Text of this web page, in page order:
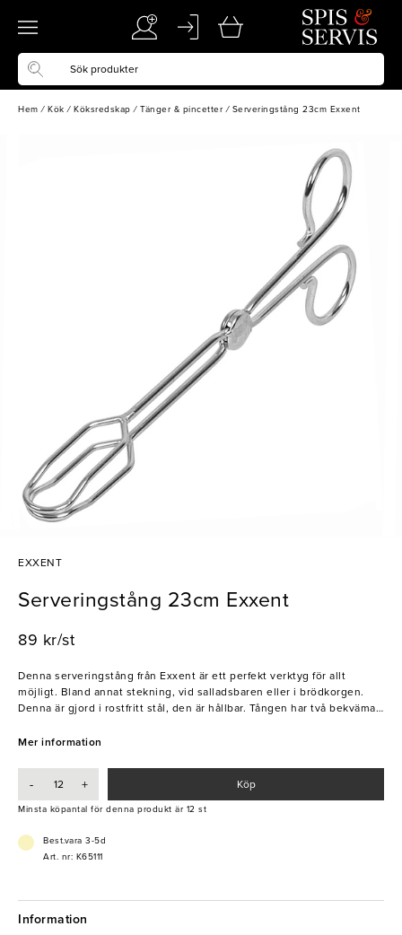
Hem / Kök / Köksredskap / Tänger & pincetter / Serveringstång 23cm Exxent
EXXENT
Serveringstång 23cm Exxent
89 kr/st
Denna serveringstång från Exxent är ett perfekt verktyg för allt
möjligt. Bland annat stekning, vid salladsbaren eller i brödkorgen.
Denna är gjord i rostfritt stål, den är hållbar. Tången har två bekväma
- Perfekt vid salladsbaren eller i brödkorgen!
Mer information
- + Köp
Minsta köpantal för denna produkt är 12 st
Best.vara 3-5d
Art. nr: K65111
Information